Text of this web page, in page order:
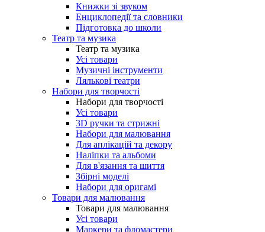
Книжки зі звуком
Енциклопедії та словники
Підготовка до школи
Театр та музика
Театр та музика
Усі товари
Музичні інструменти
Лялькові театри
Набори для творчості
Набори для творчості
Усі товари
3D ручки та стрижні
Набори для малювання
Для аплікацій та декору
Наліпки та альбоми
Для в'язання та шиття
Збірні моделі
Набори для оригамі
Товари для малювання
Товари для малювання
Усі товари
Маркери та фломастери